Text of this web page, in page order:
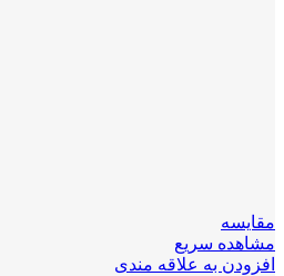
مقایسه
مشاهده سریع
افزودن به علاقه مندی